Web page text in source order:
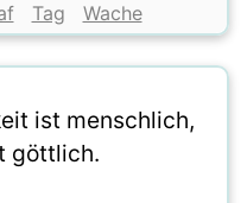
Tag Wache
ist menschlich,
göttlich.